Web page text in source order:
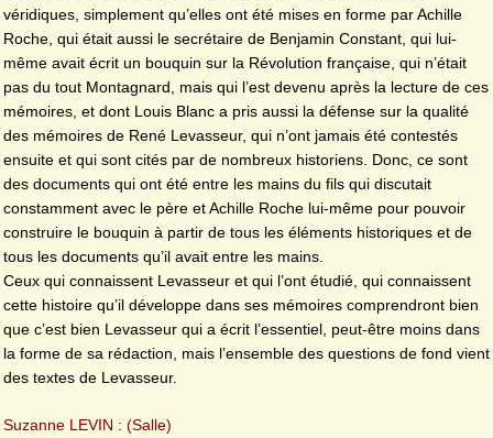
véridiques, simplement qu’elles ont été mises en forme par Achille
Roche, qui était aussi le secrétaire de Benjamin Constant, qui lui-
même avait écrit un bouquin sur la Révolution française, qui n’était
pas du tout Montagnard, mais qui l’est devenu après la lecture de ces
mémoires, et dont Louis Blanc a pris aussi la défense sur la qualité
des mémoires de René Levasseur, qui n’ont jamais été contestés
ensuite et qui sont cités par de nombreux historiens. Donc, ce sont
des documents qui ont été entre les mains du fils qui discutait
constamment avec le père et Achille Roche lui-même pour pouvoir
construire le bouquin à partir de tous les éléments historiques et de
tous les documents qu’il avait entre les mains.
Ceux qui connaissent Levasseur et qui l’ont étudié, qui connaissent
cette histoire qu’il développe dans ses mémoires comprendront bien
que c’est bien Levasseur qui a écrit l’essentiel, peut-être moins dans
la forme de sa rédaction, mais l’ensemble des questions de fond vient
des textes de Levasseur.
Suzanne LEVIN : (Salle)